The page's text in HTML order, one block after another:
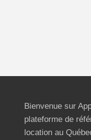
Bienvenue sur
plateforme de
location au